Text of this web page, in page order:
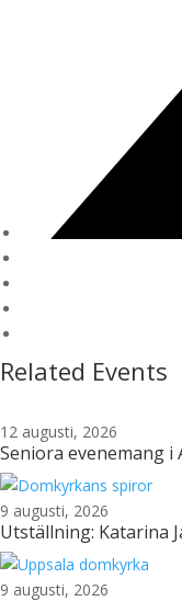
Related Events
12 augusti, 2026
Seniora evenemang i
9 augusti, 2026
Utställning: Katarina
9 augusti, 2026